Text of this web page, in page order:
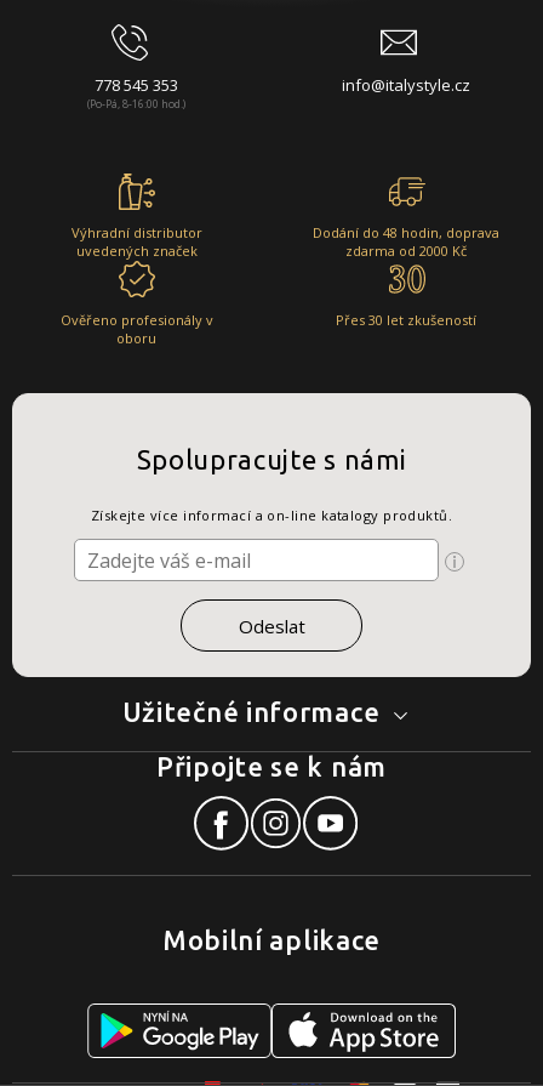
778 545 353
(Po-Pá, 8-16:00 hod.)
info@italystyle.cz
Výhradní distributor
uvedených značek
Dodání do 48 hodin, doprava
zdarma od 2000 Kč
Ověřeno profesionály v
oboru
Přes 30 let zkušeností
Užitečné informace
Spolupracujte s námi
Získejte více informací a on-line katalogy produktů.
Mobilní aplikace
Připojte se k nám